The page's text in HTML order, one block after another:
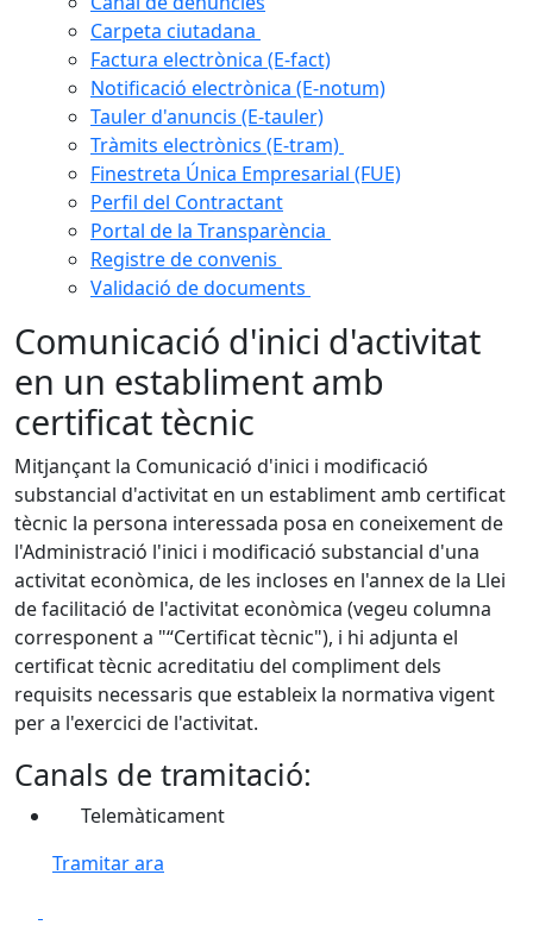
Carpeta ciutadana
Factura electrònica (E-fact)
Notificació electrònica (E-notum)
Tauler d'anuncis (E-tauler)
Tràmits electrònics (E-tram)
Finestreta Única Empresarial (FUE)
Perfil del Contractant
Portal de la Transparència
Registre de convenis
Validació de documents
Comunicació d'inici d'activitat
en un establiment amb
certificat tècnic
Mitjançant la Comunicació d'inici i modificació
substancial d'activitat en un establiment amb certificat
tècnic la persona interessada posa en coneixement de
l'Administració l'inici i modificació substancial d'una
activitat econòmica, de les incloses en l'annex de la Llei
de facilitació de l'activitat econòmica (vegeu columna
corresponent a "“Certificat tècnic"), i hi adjunta el
certificat tècnic acreditatiu del compliment dels
requisits necessaris que estableix la normativa vigent
per a l'exercici de l'activitat.
Canals de tramitació:
Telemàticament
Tramitar ara